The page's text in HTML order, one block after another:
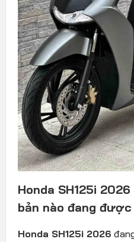
Honda SH125i
bản nào đang được
Honda SH125i 2026